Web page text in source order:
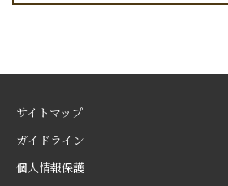
サイトマップ
ガイドライン
個人情報保護